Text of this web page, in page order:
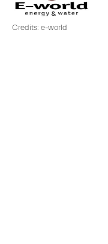
Credits: e-world